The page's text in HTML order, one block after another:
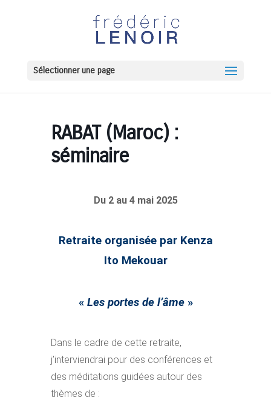
Sélectionner une page
RABAT (Maroc) :
séminaire
Du 2 au 4 mai 2025
Retraite organisée par Kenza
Ito Mekouar
« Les portes de l’âme»
Dans le cadre de cette retraite,
j’interviendrai pour des conférences et
des méditations guidées autour des
thèmes de :